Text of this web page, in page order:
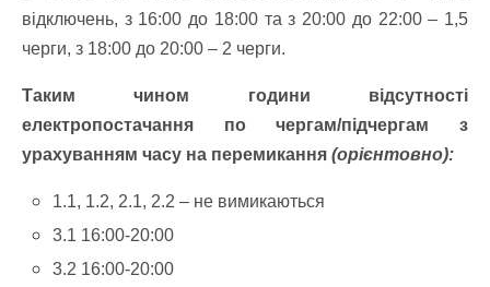
відключень, з 16:00 до 18:00 та з 20:00 до 22:00 – 1,5
черги, з 18:00 до 20:00 – 2 черги.
Таким чином години відсутності
електропостачання по чергам/підчергам з
урахуванням часу на перемикання (орієнтовно):
1.1, 1.2, 2.1, 2.2 – не вимикаються
3.1 16:00-20:00
3.2 16:00-20:00